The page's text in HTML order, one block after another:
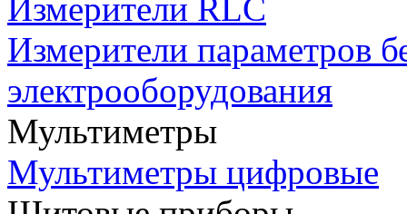
Измерители RLC
Измерители параметров
электрооборудования
Мультиметры
Мультиметры цифровые